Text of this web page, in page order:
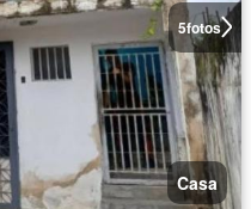
5fotos
Casa